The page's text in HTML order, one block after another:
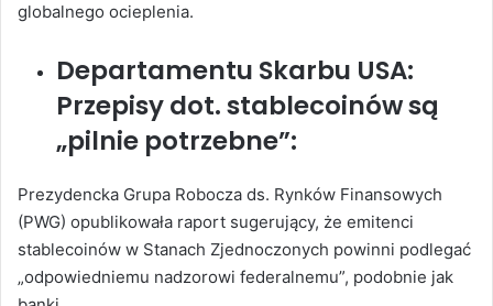
globalnego ocieplenia.
Departamentu Skarbu USA:
Przepisy dot. stablecoinów są
„pilnie potrzebne”:
Prezydencka Grupa Robocza ds. Rynków Finansowych
(PWG) opublikowała raport sugerujący, że emitenci
stablecoinów w Stanach Zjednoczonych powinni podlegać
„odpowiedniemu nadzorowi federalnemu”, podobnie jak